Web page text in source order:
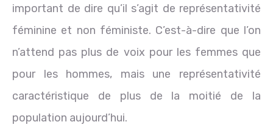
important de dire qu’il s’agit de représentativité
féminine et non féministe. C’est-à-dire que l’on
n’attend pas plus de voix pour les femmes que
pour les hommes, mais une représentativité
caractéristique de plus de la moitié de la
population aujourd’hui.